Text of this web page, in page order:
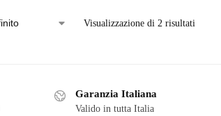
Visualizzazione di 2 risultati
Garanzia Italiana
Valido in tutta Italia